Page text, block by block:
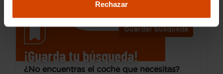
Rechazar
Guardar búsqueda
¡Guarda tu búsqueda!
¿No encuentras el coche que necesitas?